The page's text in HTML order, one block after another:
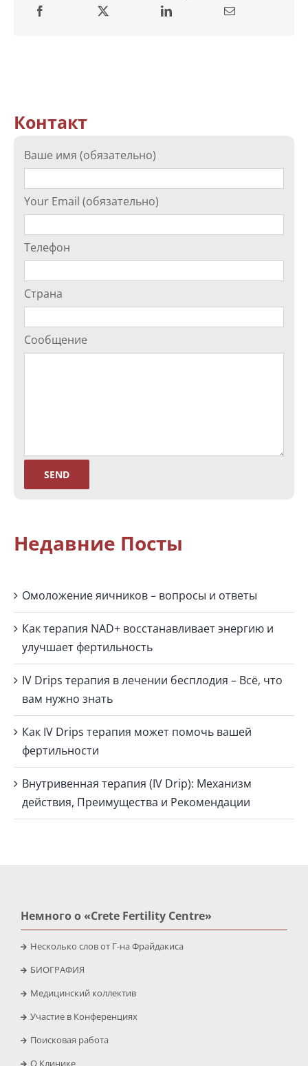
Контакт
Ваше имя (обязательно)
Your Email (обязательно)
Телефон
Страна
Сообщение
Недавние Посты
Омоложение яичников – вопросы и ответы
Как терапия NAD+ восстанавливает энергию и
улучшает фертильность
IV Drips терапия в лечении бесплодия – Всё, что
вам нужно знать
Как IV Drips терапия может помочь вашей
фертильности
Внутривенная терапия (IV Drip): Механизм
действия, Преимущества и Рекомендации
Немного о «Crete Fertility Centre»
Несколько слов от Г-на Фрайдакиса
БИОГРАФИЯ
Медицинский коллектив
Участие в Конференциях
Поисковая работа
O Клинике